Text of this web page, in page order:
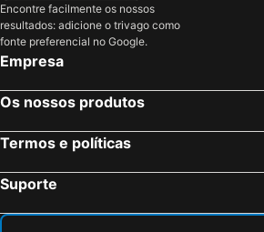
Étampes, França Hotéis
Paris, França Hotéis
Coupvray, França Hotéis
Bordéus, Aquitânia Hotéis
Magny le Hongre, França Hotéis
Encontre facilmente os nossos
resultados: adicione o trivago como
fonte preferencial no Google.
Empresa
Os nossos produtos
Termos e políticas
Suporte